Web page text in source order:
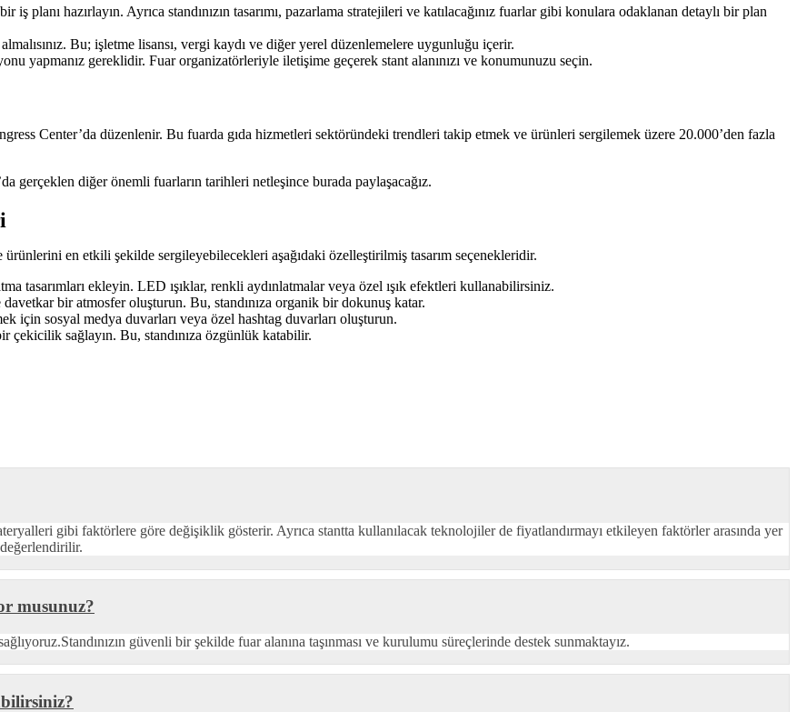
planı hazırlayın. Ayrıca standınızın tasarımı, pazarlama stratejileri ve katılacağınız fuarlar gibi konulara odaklanan detaylı bir plan
Bu; işletme lisansı, vergi kaydı ve diğer yerel düzenlemelere uygunluğu içerir.
yapmanız gereklidir. Fuar organizatörleriyle iletişime geçerek stant alanınızı ve konumunuzu seçin.
Center’da düzenlenir. Bu fuarda gıda hizmetleri sektöründeki trendleri takip etmek ve ürünleri sergilemek üzere 20.000’den fazla
gerçeklen diğer önemli fuarların tarihleri netleşince burada paylaşacağız.
en etkili şekilde sergileyebilecekleri aşağıdaki özelleştirilmiş tasarım seçenekleridir.
tasarımları ekleyin. LED ışıklar, renkli aydınlatmalar veya özel ışık efektleri kullanabilirsiniz.
bir atmosfer oluşturun. Bu, standınıza organik bir dokunuş katar.
için sosyal medya duvarları veya özel hashtag duvarları oluşturun.
çekicilik sağlayın. Bu, standınıza özgünlük katabilir.
gibi faktörlere göre değişiklik gösterir. Ayrıca stantta kullanılacak teknolojiler de fiyatlandırmayı etkileyen faktörler arasında yer
musunuz?
güvenli bir şekilde fuar alanına taşınması ve kurulumu süreçlerinde destek sunmaktayız.